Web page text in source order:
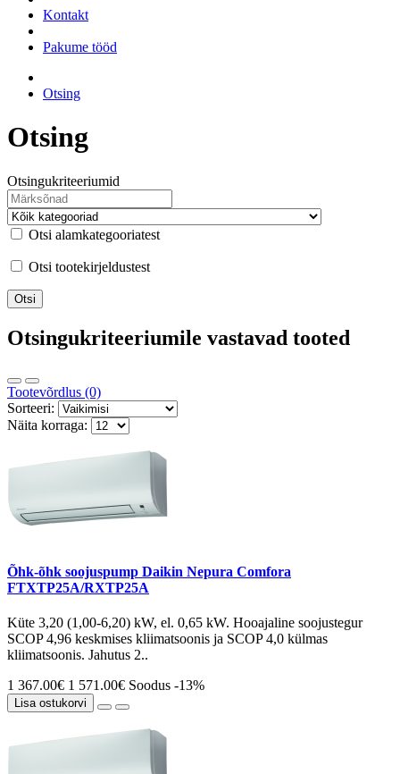
Kontakt
Pakume tööd
Otsing
Otsing
Otsingukriteeriumid
Otsi alamkategooriatest
Otsi tootekirjeldustest
Otsingukriteeriumile vastavad tooted
Tootevõrdlus (0)
Sorteeri:
Näita korraga:
Õhk-õhk soojuspump Daikin Nepura Comfora
FTXTP25A/RXTP25A
Küte 3,20 (1,00-6,20) kW, el. 0,65 kW. Hooajaline soojustegur
SCOP 4,96 keskmises kliimatsoonis ja SCOP 4,0 külmas
kliimatsoonis. Jahutus 2..
1 367.00€ 1 571.00€ Soodus -13%
Lisa ostukorvi